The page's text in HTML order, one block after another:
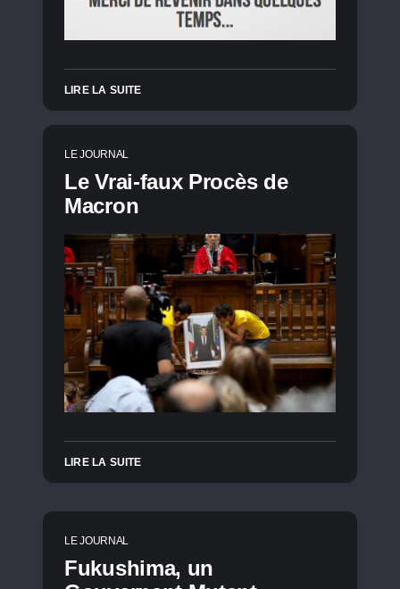
LIRE LA SUITE
LE JOURNAL
Le Vrai-faux Procès de
Macron
LIRE LA SUITE
LE JOURNAL
Fukushima, un